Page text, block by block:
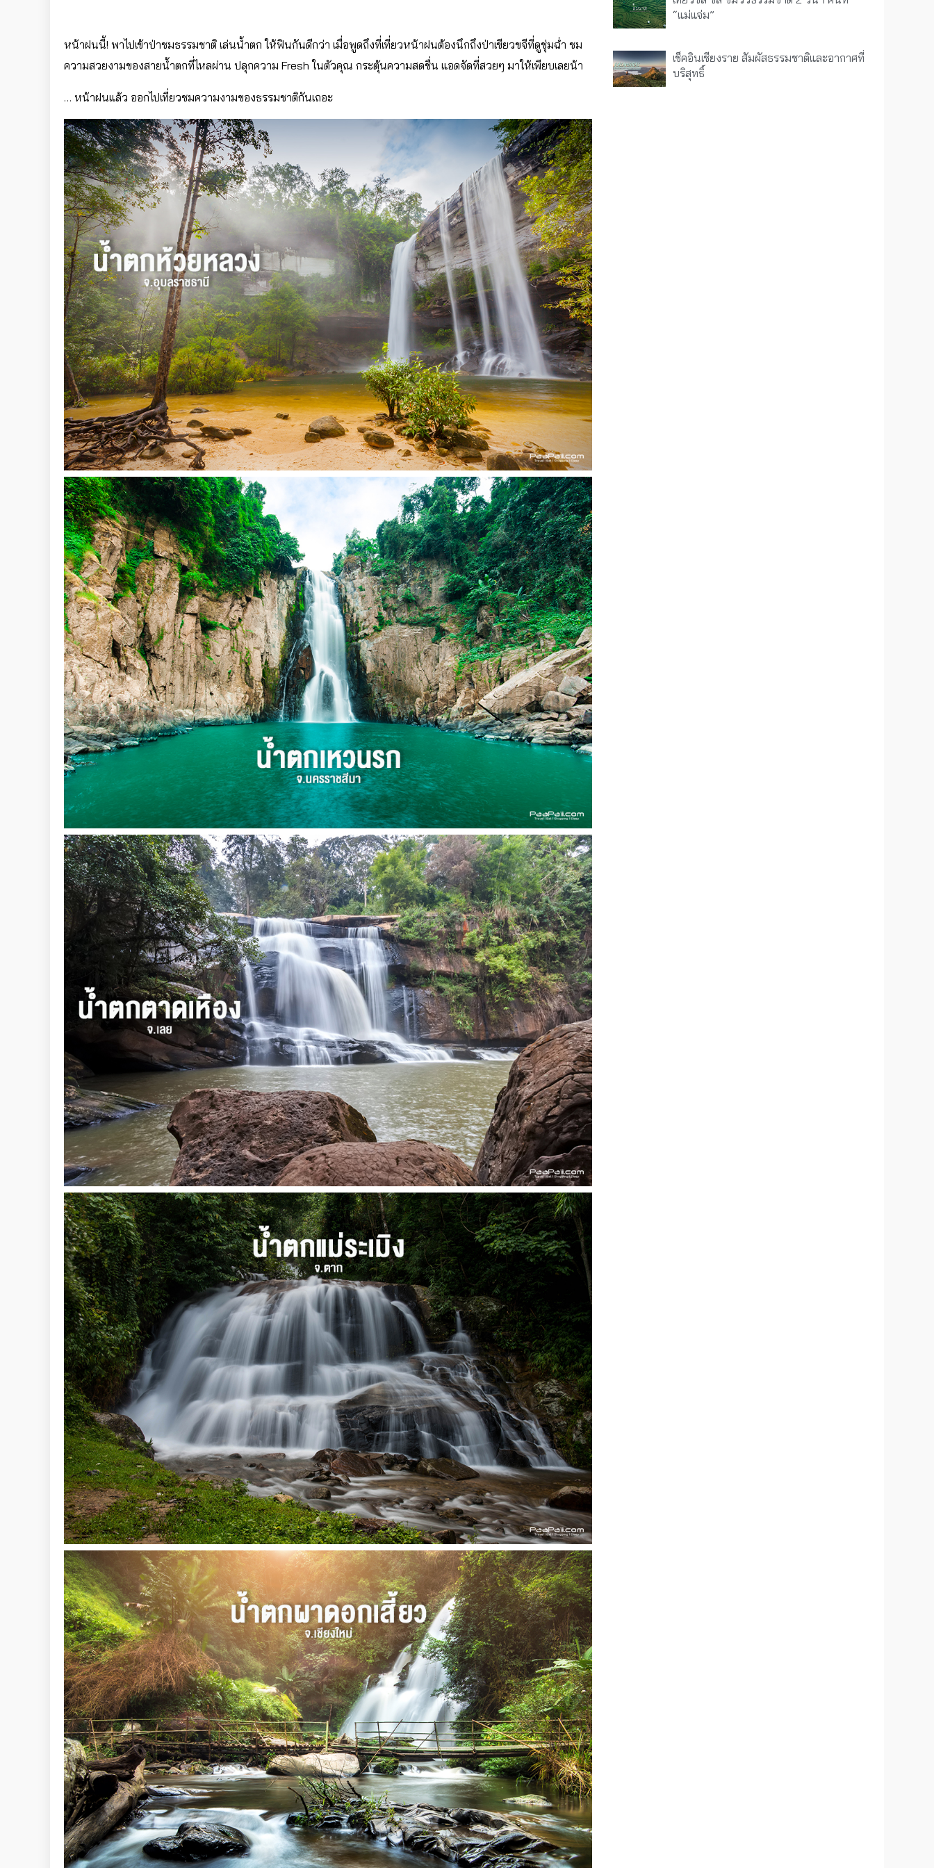
หน้าฝนนี้! พาไปเข้าป่าชมธรรมชาติ เล่นน้ำตก ให้ฟินกันดีกว่า เมื่อพูดถึงที่เที่ยวหน้าฝนต้องนึกถึงป่าเขียวขจีที่ดูชุ่มฉ่ำ ชม
ความสวยงามของสายน้ำตกที่ไหลผ่าน ปลุกความ Fresh ในตัวคุณ กระตุ้นความสดชื่น แอดจัดที่สวยๆ มาให้เพียบเลยน้า
… หน้าฝนแล้ว ออกไปเที่ยวชมความงามของธรรมชาติกันเถอะ
“แม่แจ่ม”
เช็คอินเชียงราย สัมผัสธรรมชาติและอากาศที่
บริสุทธิ์